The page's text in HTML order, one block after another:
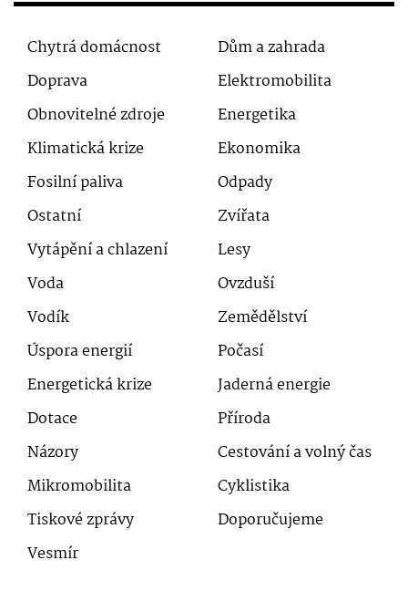
Chytrá domácnost
Dům a zahrada
Doprava
Elektromobilita
Obnovitelné zdroje
Energetika
Klimatická krize
Ekonomika
Fosilní paliva
Odpady
Ostatní
Zvířata
Vytápění a chlazení
Lesy
Voda
Ovzduší
Vodík
Zemědělství
Úspora energií
Počasí
Energetická krize
Jaderná energie
Dotace
Příroda
Názory
Cestování a volný čas
Mikromobilita
Cyklistika
Tiskové zprávy
Doporučujeme
Vesmír